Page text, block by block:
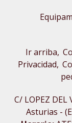
Ir arriba
Privacidad
C/ LOPEZ DEL
Asturias -